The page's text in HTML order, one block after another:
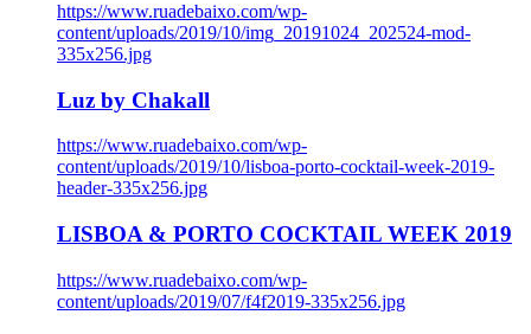
https://www.ruadebaixo.com/wp-
content/uploads/2019/10/img_20191024_202524-mod-
335x256.jpg
Luz by Chakall
https://www.ruadebaixo.com/wp-
content/uploads/2019/10/lisboa-porto-cocktail-week-2019-
header-335x256.jpg
LISBOA & PORTO COCKTAIL WEEK 2019
https://www.ruadebaixo.com/wp-
content/uploads/2019/07/f4f2019-335x256.jpg